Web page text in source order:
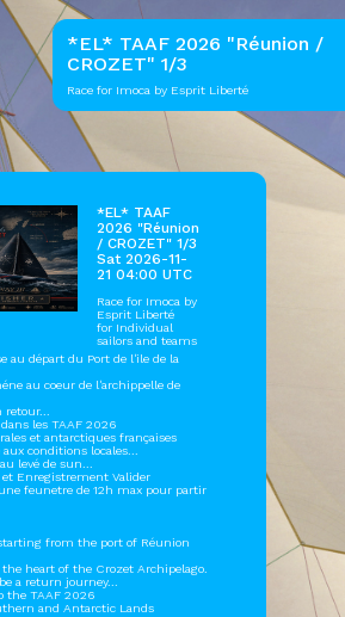
*EL* TAAF 2026 "Réunion /
CROZET" 1/3
Race for Imoca by Esprit Liberté
*EL* TAAF
2026 "Réunion
/ CROZET" 1/3
Sat 2026-11-
21 04:00 UTC
Race for Imoca by
Esprit Liberté
for Individual
sailors and teams
au départ du Port de l'ile de la
au coeur de l'archippelle de
retour...
les TAAF 2026
et antarctiques françaises
aux conditions locales...
levé de sun...
Enregistrement Valider
feunetre de 12h max pour partir
from the port of Réunion
heart of the Crozet Archipelago.
a return journey...
the TAAF 2026
and Antarctic Lands